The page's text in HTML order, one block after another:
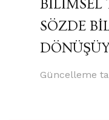
BİLİMSEL
SÖZDE
Güncelleme